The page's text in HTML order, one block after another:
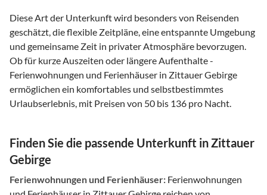
Diese Art der Unterkunft wird besonders von Reisenden
geschätzt, die flexible Zeitpläne, eine entspannte Umgebung
und gemeinsame Zeit in privater Atmosphäre bevorzugen.
Ob für kurze Auszeiten oder längere Aufenthalte -
Ferienwohnungen und Ferienhäuser in Zittauer Gebirge
ermöglichen ein komfortables und selbstbestimmtes
Urlaubserlebnis, mit Preisen von 50 bis 136 pro Nacht.
Finden Sie die passende Unterkunft in Zittauer
Gebirge
Ferienwohnungen und Ferienhäuser: Ferienwohnungen